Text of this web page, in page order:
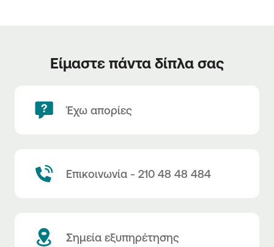
Είμαστε πάντα δίπλα σας
Έχω απορίες
Επικοινωνία - 210 48 48 484
Σημεία εξυπηρέτησης